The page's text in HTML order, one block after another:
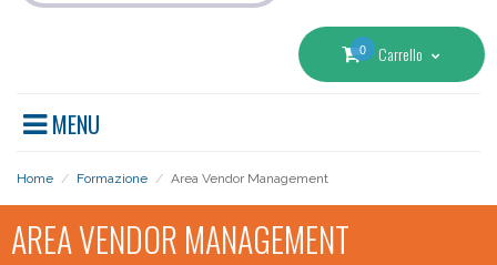
0 Carrello
MENU
Home / Formazione / Area Vendor Management
AREA VENDOR MANAGEMENT